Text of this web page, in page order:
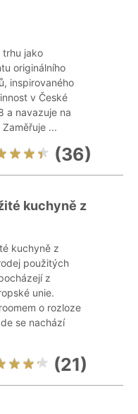
trhu jako
originálního
inspirovaného
v České
a navazuje na
...
(36)
kuchyně z
kuchyně z
použitých
z
unie.
o rozloze
se nachází
(21)